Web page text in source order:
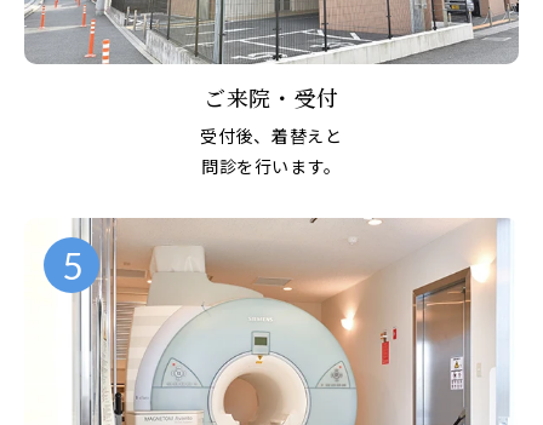
ご来院・受付
受付後、着替えと
問診を行います。
5